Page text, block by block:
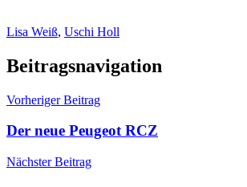
Lisa Weiß, Uschi Holl
Beitragsnavigation
Vorheriger Beitrag
Der neue Peugeot RCZ
Nächster Beitrag